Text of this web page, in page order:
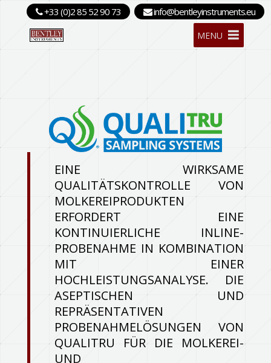
+33 (0)2 85 52 90 73 info@bentleyinstruments.eu
MENU
EINE WIRKSAME
QUALITÄTSKONTROLLE VON
MOLKEREIPRODUKTEN
ERFORDERT EINE
KONTINUIERLICHE INLINE-
PROBENAHME IN KOMBINATION
MIT EINER
HOCHLEISTUNGSANALYSE. DIE
ASEPTISCHEN UND
REPRÄSENTATIVEN
PROBENAHMELÖSUNGEN VON
QUALITRU FÜR DIE MOLKEREI-
UND